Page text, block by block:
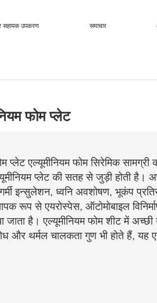
सहायक उपकरण समाचार
फोम प्लेट
प्लेट एल्यूमीनियम फोम सिरेमिक
प्लेट की सतह से जुड़ी होती है।
इन्सुलेशन, ध्वनि अवशोषण, भूकंप
रूप से एयरोस्पेस, ऑटोमोबाइल
जाता है। एल्यूमीनियम फोम शीट में
और थर्मल चालकता गुण भी होते हैं,